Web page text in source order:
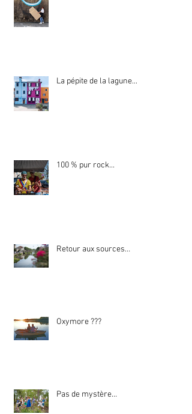
La pépite de la lagune...
100 % pur rock...
Retour aux sources…
Oxymore ???
Pas de mystère…